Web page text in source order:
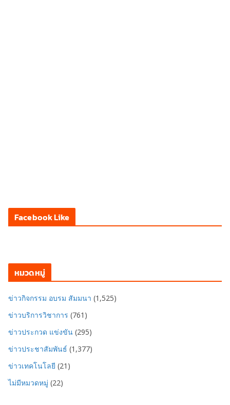
Facebook Like
หมวดหมู่
ข่าวกิจกรรม อบรม สัมมนา (1,525)
ข่าวบริการวิชาการ (761)
ข่าวประกวด แข่งขัน (295)
ข่าวประชาสัมพันธ์ (1,377)
ข่าวเทคโนโลยี (21)
ไม่มีหมวดหมู่ (22)